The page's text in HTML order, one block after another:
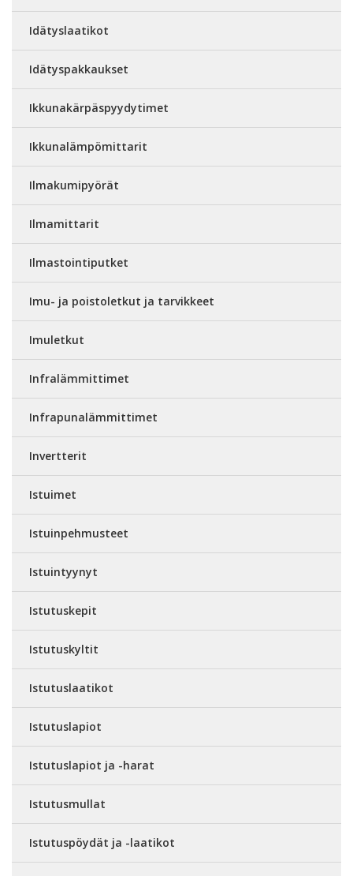
Idätyslaatikot
Idätyspakkaukset
Ikkunakärpäspyydytimet
Ikkunalämpömittarit
Ilmakumipyörät
Ilmamittarit
Ilmastointiputket
Imu- ja poistoletkut ja tarvikkeet
Imuletkut
Infralämmittimet
Infrapunalämmittimet
Invertterit
Istuimet
Istuinpehmusteet
Istuintyynyt
Istutuskepit
Istutuskyltit
Istutuslaatikot
Istutuslapiot
Istutuslapiot ja -harat
Istutusmullat
Istutuspöydät ja -laatikot